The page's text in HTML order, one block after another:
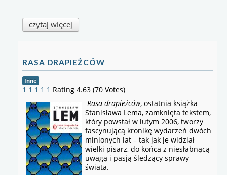
czytaj więcej
RASA DRAPIEŻCÓW
Inne
1 1 1 1 1 Rating 4.63 (70 Votes)
Rasa drapieżców, ostatnia książka
Stanisława Lema, zamknięta tekstem,
który powstał w lutym 2006, tworzy
fascynującą kronikę wydarzeń dwóch
minionych lat – tak jak je widział
wielki pisarz, do końca z niesłabnącą
uwagą i pasją śledzący sprawy
świata.